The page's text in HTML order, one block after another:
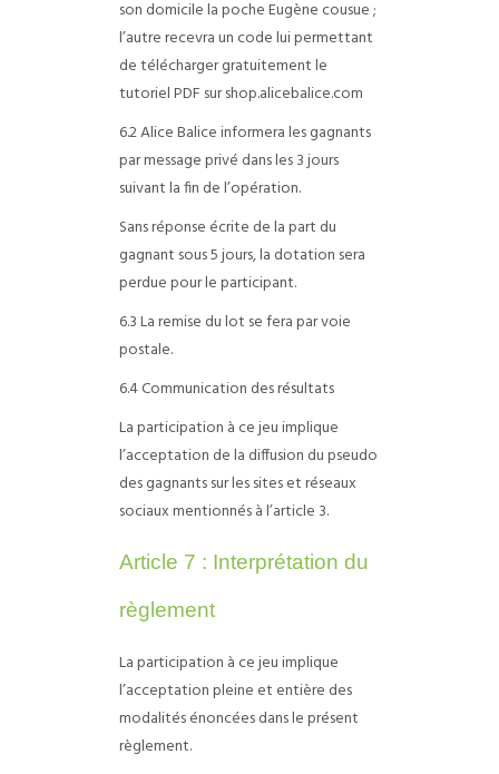
son domicile la poche Eugène cousue ;
l’autre recevra un code lui permettant
de télécharger gratuitement le
tutoriel PDF sur shop.alicebalice.com
6.2 Alice Balice informera les gagnants
par message privé dans les 3 jours
suivant la fin de l’opération.
Sans réponse écrite de la part du
gagnant sous 5 jours, la dotation sera
perdue pour le participant.
6.3 La remise du lot se fera par voie
postale.
6.4 Communication des résultats
La participation à ce jeu implique
l’acceptation de la diffusion du pseudo
des gagnants sur les sites et réseaux
sociaux mentionnés à l’article 3.
Article 7 : Interprétation du
règlement
La participation à ce jeu implique
l’acceptation pleine et entière des
modalités énoncées dans le présent
règlement.